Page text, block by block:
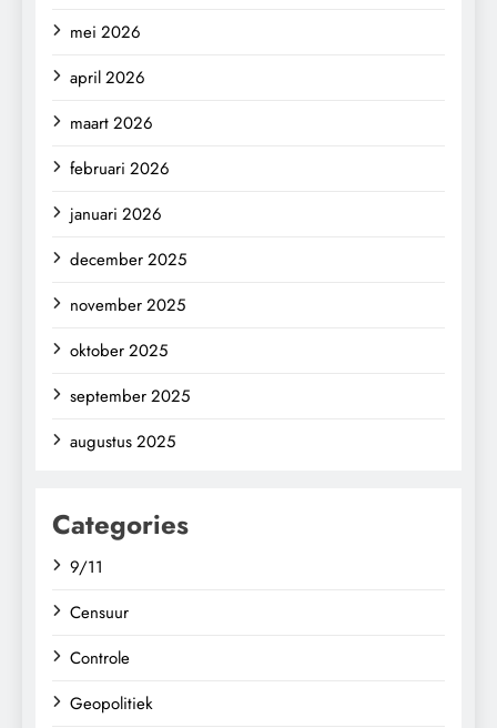
mei 2026
april 2026
maart 2026
februari 2026
januari 2026
december 2025
november 2025
oktober 2025
september 2025
augustus 2025
Categories
9/11
Censuur
Controle
Geopolitiek